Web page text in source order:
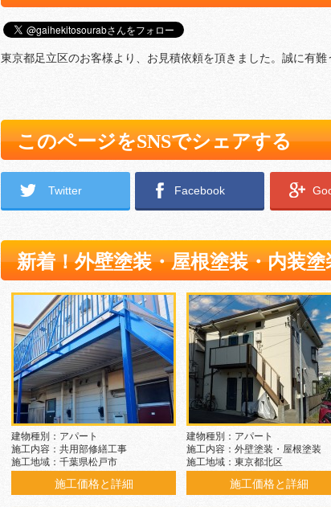
東京都足立区のお客様より、お見積依頼を頂きました。誠に有難
このページをSNSでシェアする
Twitter Facebook
新着！外壁塗装・屋根塗装・内装
建物種別：アパート
施工内容：共用部修繕工事
施工地域：千葉県松戸市
施工価格と詳細
建物種別：アパート
施工内容：外壁塗装・屋根塗装
施工地域：東京都北区
施工価格と詳細